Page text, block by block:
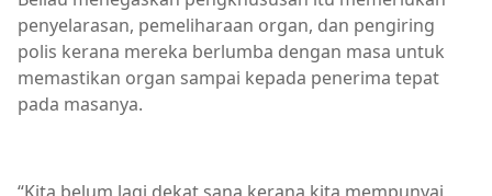
penyelarasan, pemeliharaan organ, dan pengiring
polis kerana mereka berlumba dengan masa untuk
memastikan organ sampai kepada penerima tepat
pada masanya.